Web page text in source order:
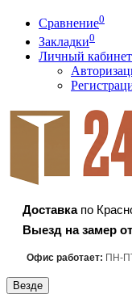
Сравнение0
Закладки0
Личный кабинет
Доставкапо
Выезд на замер
Офис работает: ПН-
Везде